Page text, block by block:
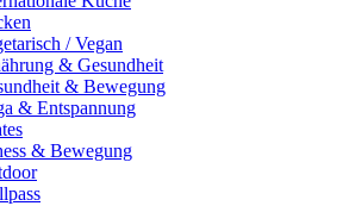
/ Vegan
& Gesundheit
& Bewegung
& Entspannung
& Bewegung